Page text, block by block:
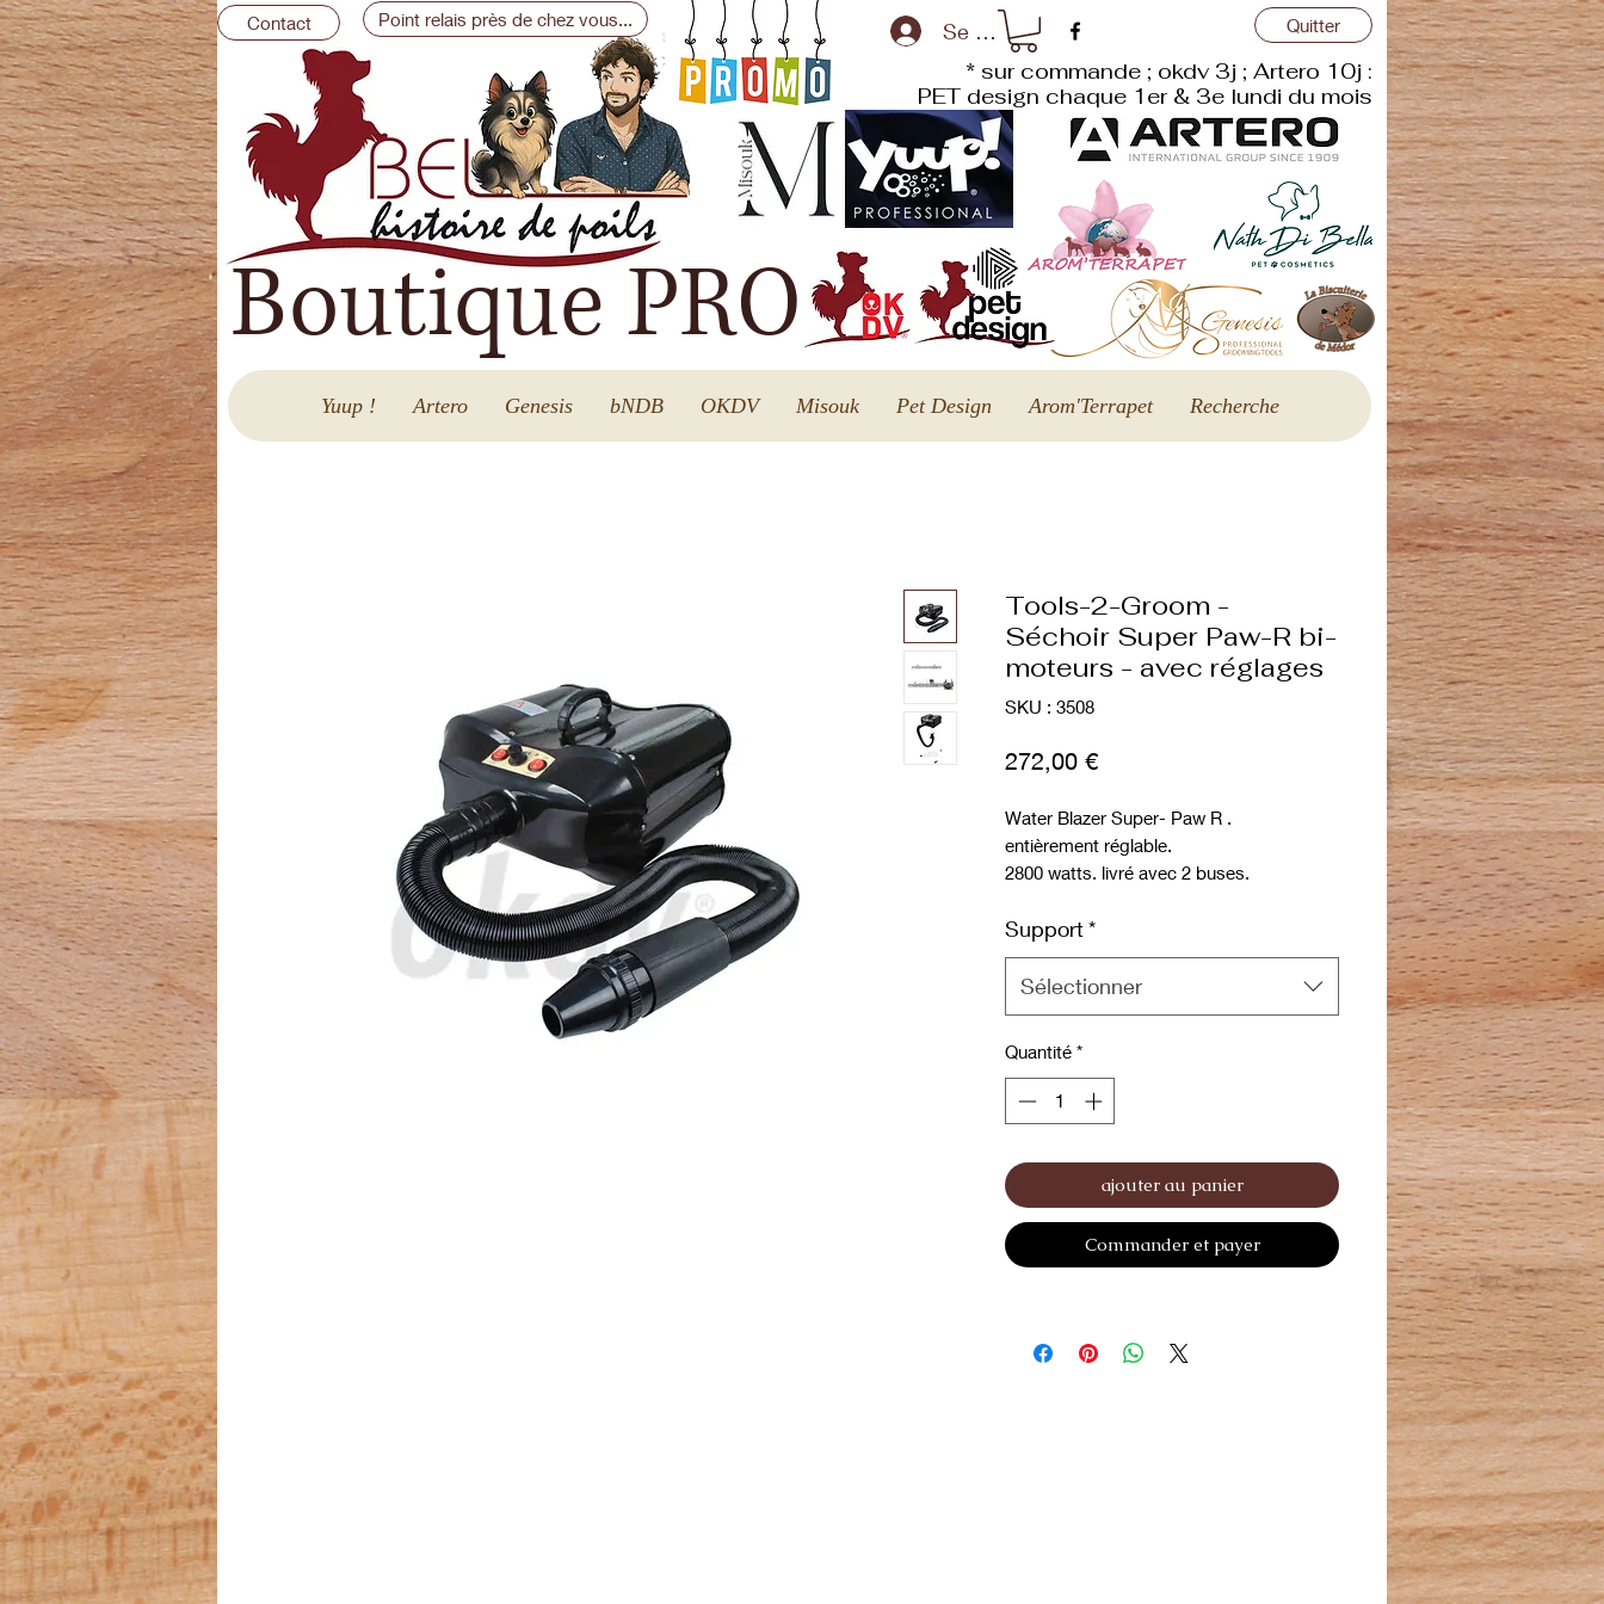
Contact Point relais près de chez vous... Se connecter
Boutique PRO
Quitter
* sur commande ; okdv 3j ; Artero 10j :
PET design chaque 1er & 3e lundi du mois
Yuup ! Artero Genesis bNDB OKDV Misouk Pet Design Arom'Terrapet Recherche
Tools-2-Groom -
Séchoir Super Paw-R bi-
moteurs - avec réglages
SKU : 3508
272,00 €Prix
Water Blazer Super- Paw R .
entièrement réglable.
2800 watts. livré avec 2 buses.
réglages de température.
Support*
Sélectionner
Quantité *
ajouter au panier
Commander et payer